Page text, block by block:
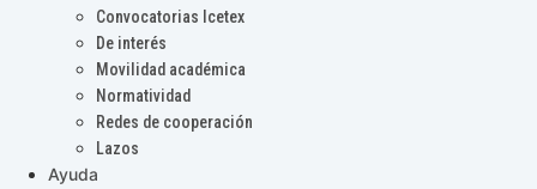
Convocatorias Icetex
De interés
Movilidad académica
Normatividad
Redes de cooperación
Lazos
Ayuda